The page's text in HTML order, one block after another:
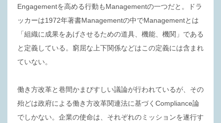
Engagementを高める行動もManagementの一つだと。ドラ
ッカーは1972年著書Managementの中でManagementとは
「組織に成果をあげさせるための道具、機能、機関」である
と定義している。窮屈な上下関係などはこの定義には含まれ
ていない。
働き方改革と巷間かまびすしい議論が行われているが、その
殆どは政府による働き方改革関連法に基づくCompliance論
でしかない。企業の使命は、それぞれのミッションを遂行す